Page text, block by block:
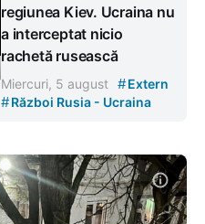
regiunea Kiev. Ucraina nu
a interceptat nicio
rachetă rusească
Miercuri, 5 august #Extern
#Război Rusia - Ucraina